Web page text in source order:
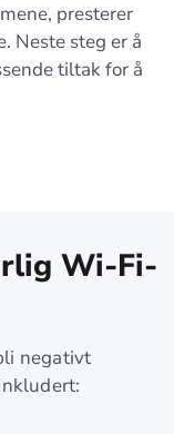
presterer
Neste steg er å
tiltak for å
Wi-Fi-
negativt